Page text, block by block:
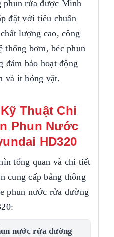
phun rửa được Minh
đặt với tiêu chuẩn
lượng cao, công
thống bơm, béc phun
đảm bảo hoạt động
và ít hỏng vặt.
Thuật Chi
Phun Nước
HD320
tổng quan và chi tiết
cung cấp bảng thông
phun nước rửa đường
nước rửa đường